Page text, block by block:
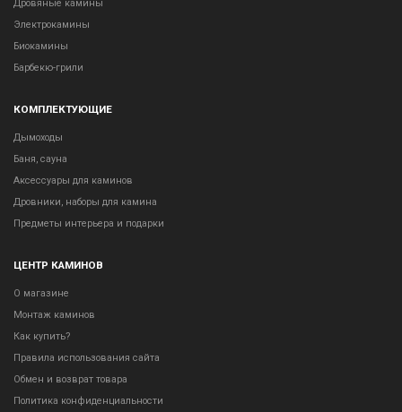
Дровяные камины
Электрокамины
Биокамины
Барбекю-грили
КОМПЛЕКТУЮЩИЕ
Дымоходы
Баня, сауна
Аксессуары для каминов
Дровники, наборы для камина
Предметы интерьера и подарки
ЦЕНТР КАМИНОВ
О магазине
Монтаж каминов
Как купить?
Правила использования сайта
Обмен и возврат товара
Политика конфиденциальности